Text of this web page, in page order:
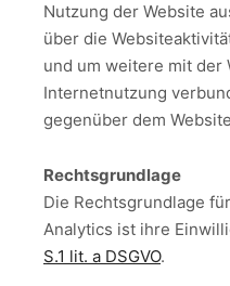
Nutzung der Website
über die
und um weitere mit der
Internetnutzung
gegenüber dem
Rechtsgrundlage
Die Rechtsgrundlage
Analytics ist ihre
S.1 lit. a DSGVO.